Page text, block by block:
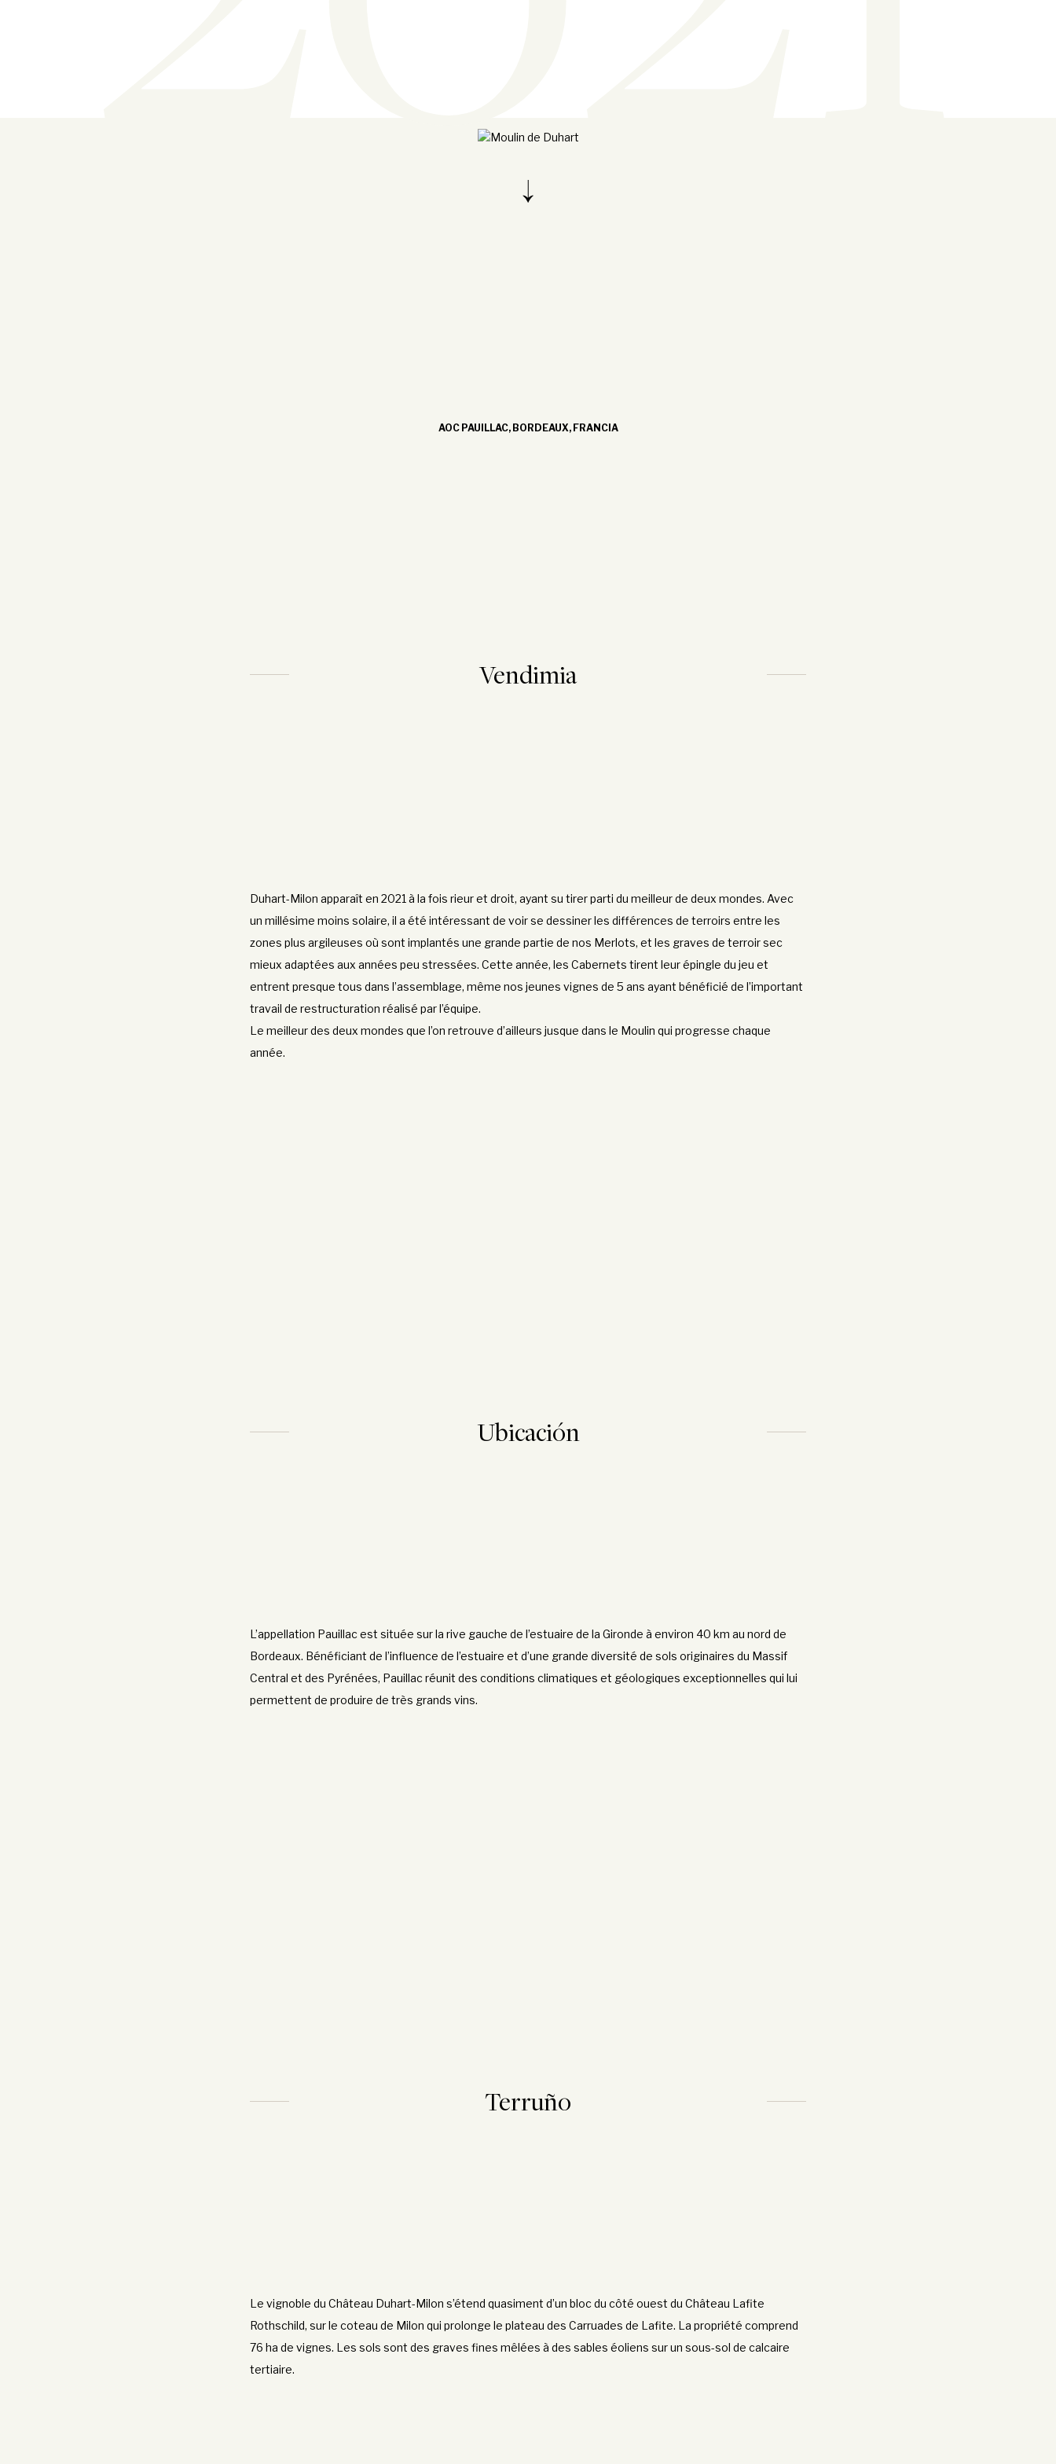
AOC PAUILLAC, BORDEAUX, FRANCIA
Vendimia
Duhart-Milon apparaît en 2021 à la fois rieur et droit, ayant su tirer parti du meilleur de deux mondes. Avec
un millésime moins solaire, il a été intéressant de voir se dessiner les différences de terroirs entre les
zones plus argileuses où sont implantés une grande partie de nos Merlots, et les graves de terroir sec
mieux adaptées aux années peu stressées. Cette année, les Cabernets tirent leur épingle du jeu et
entrent presque tous dans l’assemblage, même nos jeunes vignes de 5 ans ayant bénéficié de l’important
travail de restructuration réalisé par l’équipe.
Le meilleur des deux mondes que l’on retrouve d’ailleurs jusque dans le Moulin qui progresse chaque
année.
Ubicación
L’appellation Pauillac est située sur la rive gauche de l’estuaire de la Gironde à environ 40 km au nord de
Bordeaux. Bénéficiant de l’influence de l’estuaire et d’une grande diversité de sols originaires du Massif
Central et des Pyrénées, Pauillac réunit des conditions climatiques et géologiques exceptionnelles qui lui
permettent de produire de très grands vins.
Terruño
Le vignoble du Château Duhart-Milon s’étend quasiment d’un bloc du côté ouest du Château Lafite
Rothschild, sur le coteau de Milon qui prolonge le plateau des Carruades de Lafite. La propriété comprend
76 ha de vignes. Les sols sont des graves fines mêlées à des sables éoliens sur un sous-sol de calcaire
tertiaire.